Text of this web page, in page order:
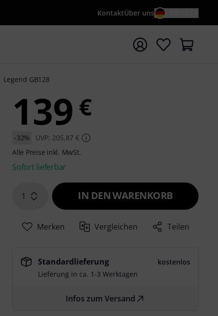
KontaktÜber uns
mit Suchwort {searchTerm} starten
Legend GB128
139 €
-32%
UVP: 205,87 €
Alle Preise inkl. MwSt.
Sofort lieferbar
1 IN DEN WARENKORB
Merken Vergleichen Teilen
Standardlieferung
kostenlos
Lieferung in ca. 1-3 Werktagen
Infos zum Versand